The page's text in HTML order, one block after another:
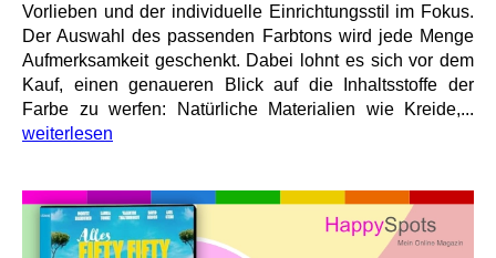
Vorlieben und der individuelle Einrichtungsstil im Fokus.
Der Auswahl des passenden Farbtons wird jede Menge
Aufmerksamkeit geschenkt. Dabei lohnt es sich vor dem
Kauf, einen genaueren Blick auf die Inhaltsstoffe der
Farbe zu werfen: Natürliche Materialien wie Kreide,...
weiterlesen